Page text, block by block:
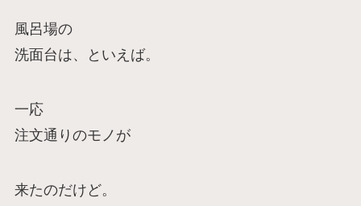
風呂場の
洗面台は、といえば。
一応
注文通りのモノが
来たのだけど。